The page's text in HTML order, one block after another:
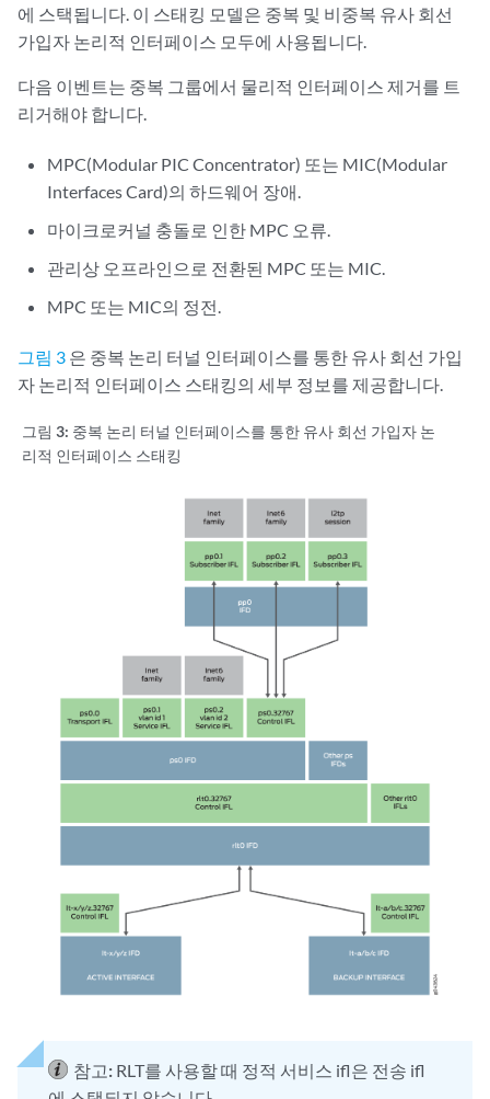
에 스택됩니다. 이 스태킹 모델은 중복 및 비중복 유사 회선
가입자 논리적 인터페이스 모두에 사용됩니다.
다음 이벤트는 중복 그룹에서 물리적 인터페이스 제거를 트
리거해야 합니다.
MPC(Modular PIC Concentrator) 또는 MIC(Modular
Interfaces Card)의 하드웨어 장애.
마이크로커널 충돌로 인한 MPC 오류.
관리상 오프라인으로 전환된 MPC 또는 MIC.
MPC 또는 MIC의 정전.
그림 3 은 중복 논리 터널 인터페이스를 통한 유사 회선 가입
자 논리적 인터페이스 스태킹의 세부 정보를 제공합니다.
그림 3: 중복 논리 터널 인터페이스를 통한 유사 회선 가입자 논
리적 인터페이스 스태킹
참고: RLT를 사용할 때 정적 서비스 ifl은 전송 ifl